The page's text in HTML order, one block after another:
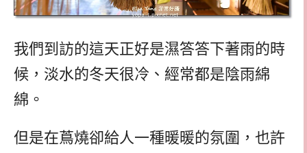
我們到訪的這天正好是濕答答下著雨的時
候，淡水的冬天很冷、經常都是陰雨綿
綿。
但是在蔦燒卻給人一種暖暖的氛圍，也許